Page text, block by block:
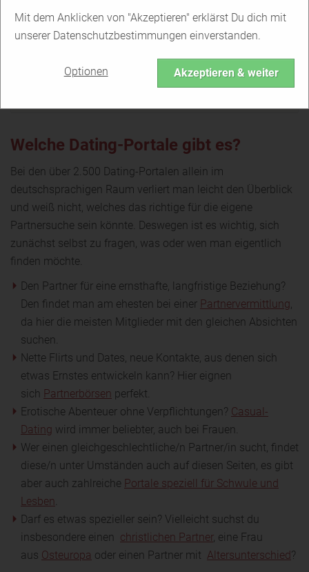
Mit dem Anklicken von "Akzeptieren" erklärst Du dich mit
unserer Datenschutzbestimmungen einverstanden.
Optionen Akzeptieren & weiter
Welche Dating-Portale gibt es?
Bei den über 2.500 Dating-Portalen allein im
deutschsprachigen Raum verliert man leicht den Überblick
und weiß nicht, welches das richtige für die eigene
Partnersuche sein könnte. Deswegen ist es wichtig, sich
zunächst selbst zu fragen, was oder wen man eigentlich
finden möchte.
Den Partner für eine ernsthafte, langfristige Beziehung?
Den findet man am ehesten bei einer Partnervermittlung,
da hier die meisten Mitglieder mit den gleichen Absichten
suchen.
Nette Flirts und Dates, neue Kontakte, aus denen sich
etwas Ernstes entwickeln kann? Hier eignen
sich Partnerbörsen perfekt.
Erotische Abenteuer ohne Verpflichtungen? Casual-
Dating wird immer beliebter, auch bei Frauen.
Wer einen gleichgeschlechtliche/n Partner/in sucht, findet
diese/n unter Umständen auch auf diesen Seiten, es gibt
aber auch zahlreiche Portale speziell für Schwule und
Lesben.
Darf es etwas spezieller sein? Vielleicht suchst du
insbesondere einen christlichen Partner, eine Frau
aus Osteuropa oder einen Partner mit Altersunterschied?